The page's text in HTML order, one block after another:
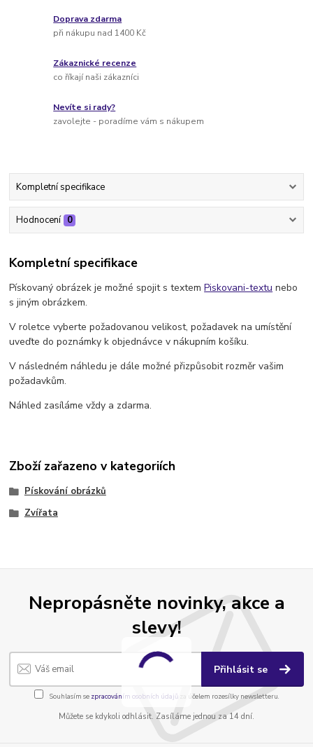
Doprava zdarma
při nákupu nad 1400 Kč
Zákaznické recenze
co říkají naši zákazníci
Nevíte si rady?
zavolejte - poradíme vám s nákupem
Kompletní specifikace
Hodnocení 0
Kompletní specifikace
Pískovaný obrázek je možné spojit s textemPiskovani-textu nebo
s jiným obrázkem.
V roletce vyberte požadovanou velikost, požadavek na umístění
uveďte do poznámky k objednávce v nákupním košíku.
V následném náhledu je dále možné přizpůsobit rozměr vašim
požadavkům.
Náhled zasíláme vždy a zdarma.
Zboží zařazeno v kategoriích
Pískování obrázků
Zvířata
Nepropásněte novinky, akce a
slevy!
Přihlásit se
Souhlasím se zpracováním osobních údajůza účelem rozesílky newsletteru.
Můžete se kdykoli odhlásit. Zasíláme jednou za 14 dní.